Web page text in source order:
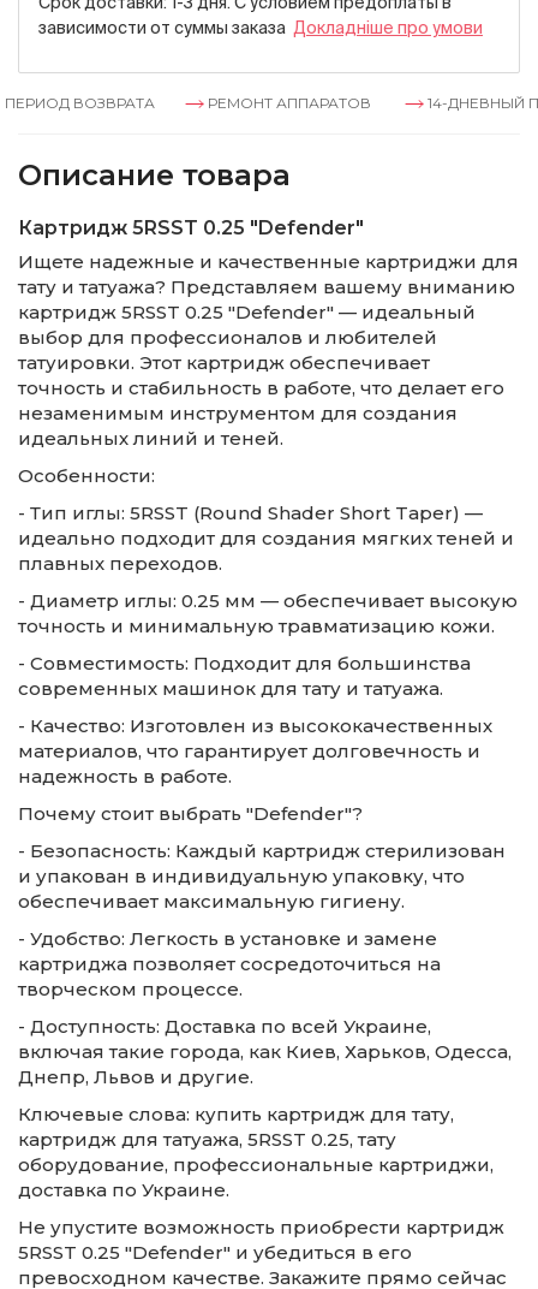
зависимости от суммы заказа Докладнiше про умови
ВОЗВРАТА РЕМОНТ АППАРАТОВ 14-ДНЕВНЫЙ
Описание товара
Картридж 5RSST 0.25 "Defender"
Ищете надежные и качественные картриджи для
тату и татуажа? Представляем вашему вниманию
картридж 5RSST 0.25 "Defender" — идеальный
выбор для профессионалов и любителей
татуировки. Этот картридж обеспечивает
точность и стабильность в работе, что делает его
незаменимым инструментом для создания
идеальных линий и теней.
Особенности:
- Тип иглы: 5RSST (Round Shader Short Taper) —
идеально подходит для создания мягких теней и
плавных переходов.
- Диаметр иглы: 0.25 мм — обеспечивает высокую
точность и минимальную травматизацию кожи.
- Совместимость: Подходит для большинства
современных машинок для тату и татуажа.
- Качество: Изготовлен из высококачественных
материалов, что гарантирует долговечность и
надежность в работе.
Почему стоит выбрать "Defender"?
- Безопасность: Каждый картридж стерилизован
и упакован в индивидуальную упаковку, что
обеспечивает максимальную гигиену.
- Удобство: Легкость в установке и замене
картриджа позволяет сосредоточиться на
творческом процессе.
- Доступность: Доставка по всей Украине,
включая такие города, как Киев, Харьков, Одесса,
Днепр, Львов и другие.
Ключевые слова: купить картридж для тату,
картридж для татуажа, 5RSST 0.25, тату
оборудование, профессиональные картриджи,
доставка по Украине.
Не упустите возможность приобрести картридж
5RSST 0.25 "Defender" и убедиться в его
превосходном качестве. Закажите прямо сейчас